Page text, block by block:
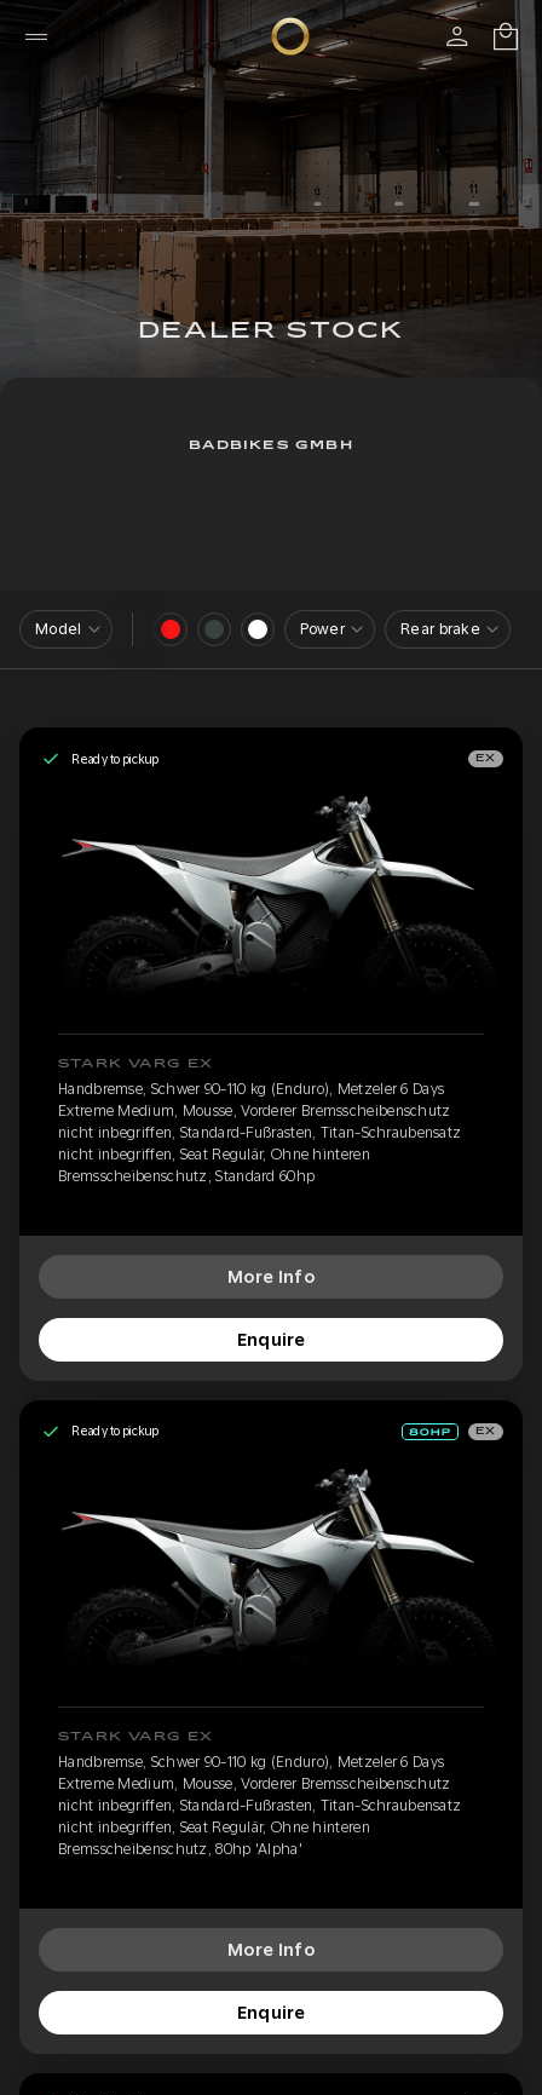
DEALER STOCK
BADBIKES GMBH
Model Power Rear brake
Ready to pickup EX
STARK VARG EX
Handbremse, Schwer 90-110 kg (Enduro), Metzeler 6 Days
Extreme Medium, Mousse, Vorderer Bremsscheibenschutz
nicht inbegriffen, Standard-Fußrasten, Titan-Schraubensatz
nicht inbegriffen, Seat Regulär, Ohne hinteren
Bremsscheibenschutz, Standard 60hp
More Info
Enquire
Ready to pickup EX
STARK VARG EX
Handbremse, Schwer 90-110 kg (Enduro), Metzeler 6 Days
Extreme Medium, Mousse, Vorderer Bremsscheibenschutz
nicht inbegriffen, Standard-Fußrasten, Titan-Schraubensatz
nicht inbegriffen, Seat Regulär, Ohne hinteren
Bremsscheibenschutz, 80hp 'Alpha'
More Info
Enquire